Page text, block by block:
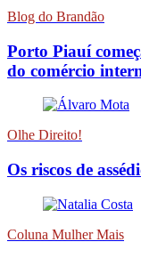
Blog do Brandão
Porto Piauí
do comércio
Olhe Direito!
Os riscos de
Coluna Mulher Mais